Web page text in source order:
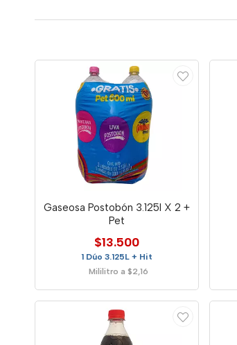
Gaseosa Postobón 3.125l X 2 +
Pet
$13.500
1 Dúo 3.125L + Hit
Mililitro a $2,16